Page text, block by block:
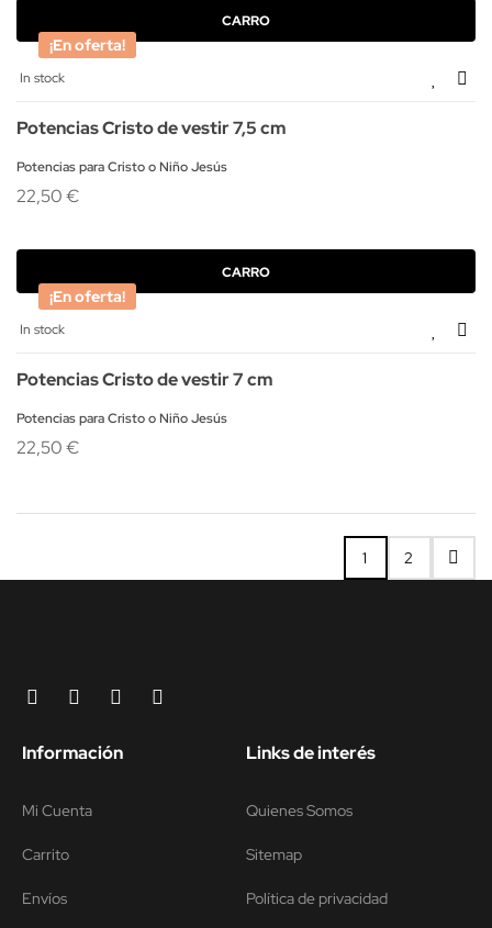
¡En oferta!
CARRO
In stock
Potencias Cristo de vestir 7,5 cm
Potencias para Cristo o Niño Jesús
22,50 €
¡En oferta!
CARRO
In stock
Potencias Cristo de vestir 7 cm
Potencias para Cristo o Niño Jesús
22,50 €
1 2
Información
Mi Cuenta
Carrito
Envíos
Links de interés
Quienes Somos
Sitemap
Política de privacidad